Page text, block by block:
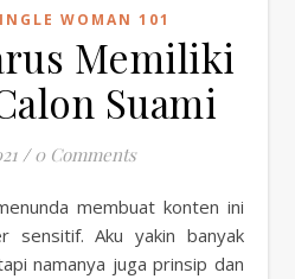
WOMAN 101
Memiliki
Suami
/ 0 Comments
sensitif. Aku yakin banyak
namanya juga prinsip dan